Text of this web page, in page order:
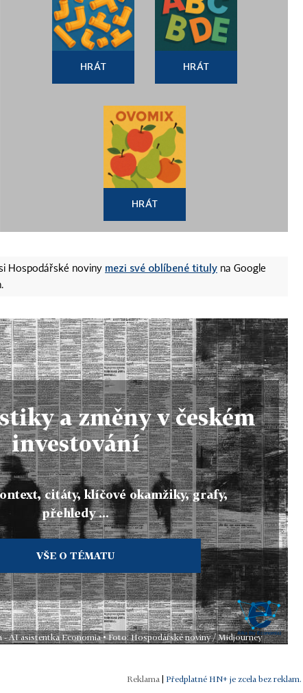
HRÁT HRÁT
HRÁT
Hospodářské noviny mezi své oblíbené tituly na Google
a změny v českém
investování
citáty, klíčové okamžiky, grafy,
přehledy ...
VŠE O TÉMATU
- AI asistentka Economia • Foto: Hospodářské noviny / Midjourney
Předplatné HN+ je zcela bez reklam.